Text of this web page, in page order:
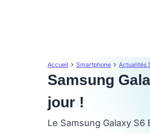
Accueil Smartphone Actualités
Samsung
jour !
Le Samsung Galaxy